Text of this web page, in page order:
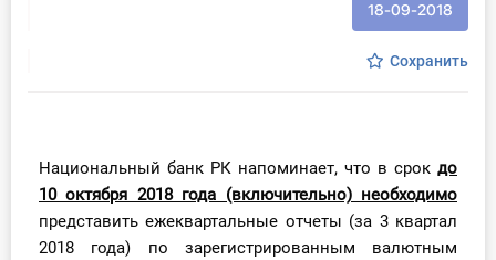
Вебинары
Справочник бухгалтера
18-09-2018
Сохранить
Национальный банк РК напоминает, что в срок до
10 октября 2018 года (включительно) необходимо
представить ежеквартальные отчеты (за 3 квартал
2018 года) по зарегистрированным валютным